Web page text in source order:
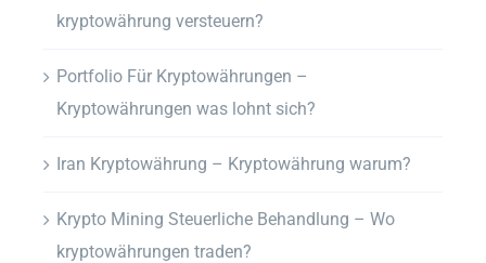
kryptowährung versteuern?
Portfolio Für Kryptowährungen –
Kryptowährungen was lohnt sich?
Iran Kryptowährung – Kryptowährung warum?
Krypto Mining Steuerliche Behandlung – Wo
kryptowährungen traden?